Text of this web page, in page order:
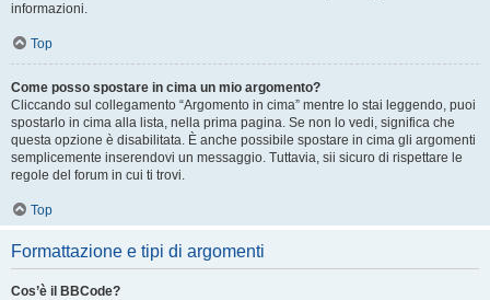
informazioni.
Top
Come posso spostare in cima un mio argomento?
Cliccando sul collegamento “Argomento in cima” mentre lo stai leggendo, puoi
spostarlo in cima alla lista, nella prima pagina. Se non lo vedi, significa che
questa opzione è disabilitata. È anche possibile spostare in cima gli argomenti
semplicemente inserendovi un messaggio. Tuttavia, sii sicuro di rispettare le
regole del forum in cui ti trovi.
Top
Formattazione e tipi di argomenti
Cos’è il BBCode?